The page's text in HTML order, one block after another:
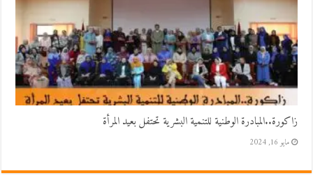
زاكورة..المبادرة الوطنية للتنمية البشرية تحتفل بعيد المرأة
مايو 16, 2024